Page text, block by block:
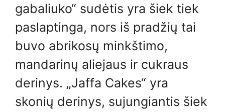
gabaliuko“ sudėtis yra šiek tiek
paslaptinga, nors iš pradžių tai
buvo abrikosų minkštimo,
mandarinų aliejaus ir cukraus
derinys. „Jaffa Cakes“ yra
skonių derinys, sujungiantis šiek